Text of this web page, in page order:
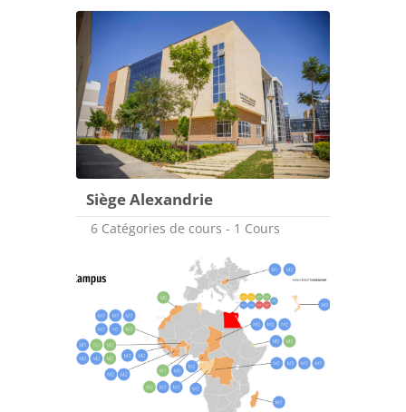
Siège Alexandrie
6 Catégories de cours - 1 Cours